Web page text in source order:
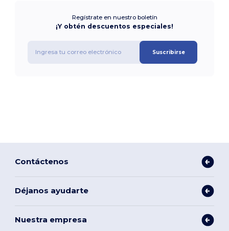
Regístrate en nuestro boletín
¡Y obtén descuentos especiales!
Suscribirse
Contáctenos
Déjanos ayudarte
Nuestra empresa